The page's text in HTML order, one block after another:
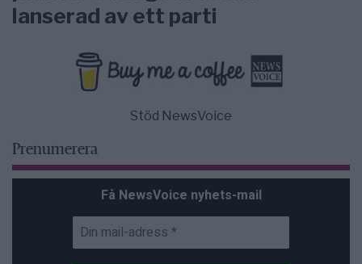
lanserad av ett parti
Stöd NewsVoice
Prenumerera
Få NewsVoice nyhets-mail